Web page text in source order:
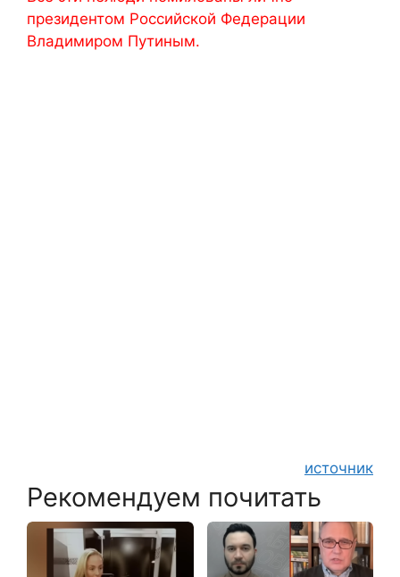
президентом Российской Федерации
Владимиром Путиным.
источник
Рекомендуем почитать